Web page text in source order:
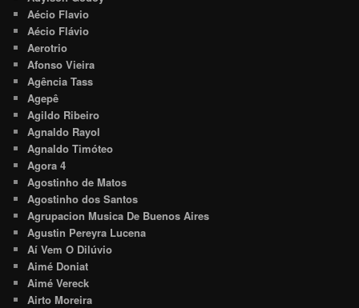
Aécio Flavio
Aécio Flávio
Aerotrio
Afonso Vieira
Agência Tass
Agepê
Agildo Ribeiro
Agnaldo Rayol
Agnaldo Timóteo
Agora 4
Agostinho de Matos
Agostinho dos Santos
Agrupacion Musica De Buenos Aires
Agustin Pereyra Lucena
Aí Vem O Dilúvio
Aimé Doniat
Aimé Vereck
Airto Moreira